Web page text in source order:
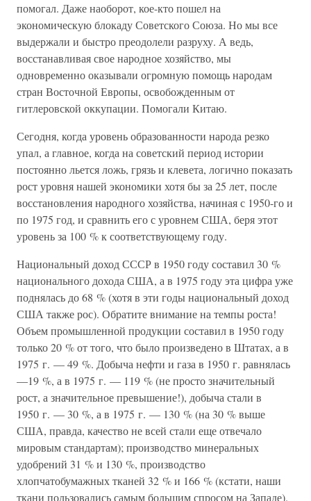
помогал. Даже наоборот, кое-кто пошел на
экономическую блокаду Советского Союза. Но мы все
выдержали и быстро преодолели разруху. А ведь,
восстанавливая свое народное хозяйство, мы
одновременно оказывали огромную помощь народам
стран Восточной Европы, освобожденным от
гитлеровской оккупации. Помогали Китаю.
Сегодня, когда уровень образованности народа резко
упал, а главное, когда на советский период истории
постоянно льется ложь, грязь и клевета, логично показать
рост уровня нашей экономики хотя бы за 25 лет, после
восстановления народного хозяйства, начиная с 1950-го и
по 1975 год, и сравнить его с уровнем США, беря этот
уровень за 100 % к соответствующему году.
Национальный доход СССР в 1950 году составил 30 %
национального дохода США, а в 1975 году эта цифра уже
поднялась до 68 % (хотя в эти годы национальный доход
США также рос). Обратите внимание на темпы роста!
Объем промышленной продукции составил в 1950 году
только 20 % от того, что было произведено в Штатах, а в
1975 г. — 49 %. Добыча нефти и газа в 1950 г. равнялась
—19 %, а в 1975 г. — 119 % (не просто значительный
рост, а значительное превышение!), добыча стали в
1950 г. — 30 %, а в 1975 г. — 130 % (на 30 % выше
США, правда, качество не всей стали еще отвечало
мировым стандартам); производство минеральных
удобрений 31 % и 130 %, производство
хлопчатобумажных тканей 32 % и 166 % (кстати, наши
ткани пользовались самым большим спросом на Западе).